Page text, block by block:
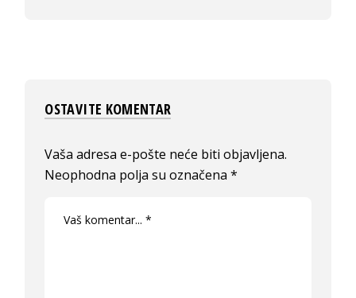
OSTAVITE KOMENTAR
Vaša adresa e-pošte neće biti objavljena.
Neophodna polja su označena*